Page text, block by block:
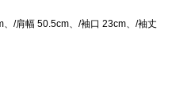
/肩幅 50.5cm、/袖口 23cm、/袖丈